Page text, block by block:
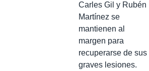
Carles Gil y Rubén
Martínez se
mantienen al
margen para
recuperarse de sus
graves lesiones.